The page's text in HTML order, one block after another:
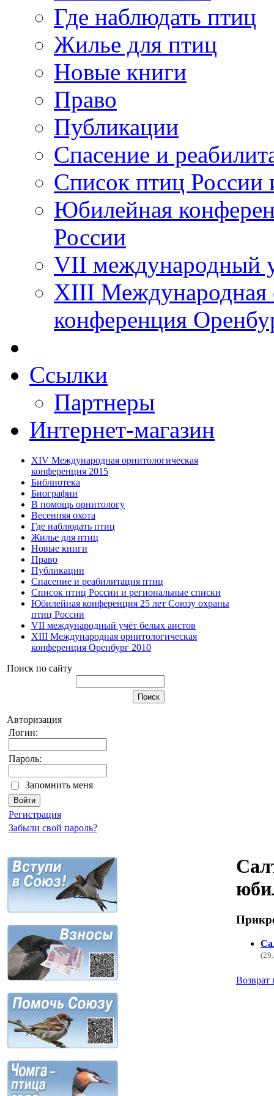
Где наблюдать птиц
Жилье для птиц
Новые книги
Право
Публикации
Спасение и
Список птиц России
Юбилейная
России
VII международный
XIII Международная
конференция
Ссылки
Партнеры
Интернет-магазин
XIV Международная орнитологическая
конференция 2015
Библиотека
Биографии
В помощь орнитологу
Весенняя охота
Где наблюдать птиц
Жилье для птиц
Новые книги
Право
Публикации
Спасение и реабилитация птиц
Список птиц России и региональные списки
Юбилейная конференция 25 лет Союзу охраны
птиц России
VII международный учёт белых аистов
XIII Международная орнитологическая
конференция Оренбург 2010
Поиск по сайту
Авторизация
Логин:
Пароль:
Запомнить меня
Регистрация
Забыли свой пароль?
Возврат